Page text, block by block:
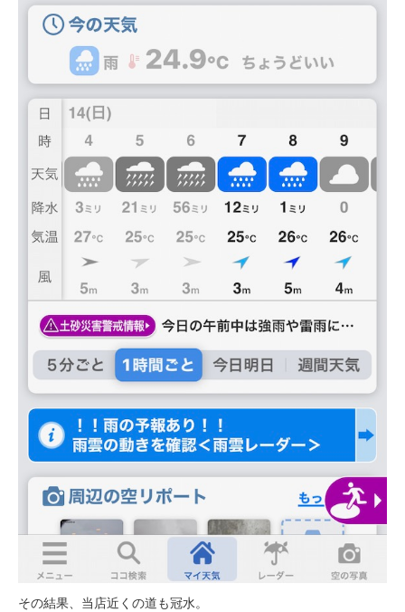
その結果、当店近くの道も冠水。